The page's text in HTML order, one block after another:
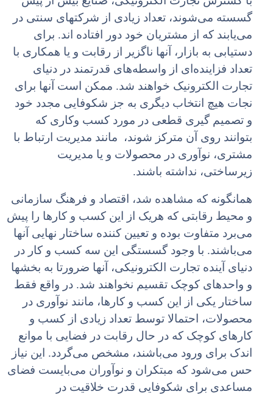
گسسته می‌شوند، تعداد زیادی از شرکتهای سنتی در
می‌یابند که از مشتریان خود دور افتاده اند. برای
دستیابی به بازار، آنها ناگزیر از رقابت و یا همکاری با
تعداد فزاینده‌ای از واسطه‌های قدرتمند در دنیای
تجارت الکترونیک خواهند شد. ممکن است آنها برای
نجات هیچ انتخاب دیگری به جز شکوفایی مجدد خود
و تصمیم گیری قطعی در مورد کسب وکاری که
بتوانند روی آن مترکز شوند، مانند مدیریت ارتباط با
مشتری، نوآوری در محصولات و یا مدیریت
زیرساختی،‌ نداشته باشند.
همانگونه که مشاهده شد، اقتصاد و فرهنگ سازمانی
و محیط رقابتی که هریک از این کسب و کارها را پیش
می‌برد متفاوت بوده و تعیین کننده ساختار نهایی آنها
می‌باشند. با وجود گسستگی این سه کسب و کار در
دنیای آینده تجارت الکترونیکی، آنها ضرورتا به بخشها
و واحدهای کوچک تقسیم نخواهند شد. در واقع فقط
ساختار یکی از این کسب و کارها، مانند نوآوری در
محصولات، احتمالا توسط تعداد زیادی از کسب و
کارهای کوچک که در حال رقابت در فضایی با موانع
اندک برای ورود می‌باشند، مشخص می‌گردد. این نیاز
حس می‌شود که مبتکران و نوآوران می‌بایست فضای
مساعدی برای شکوفایی قدرت خلاقیت در